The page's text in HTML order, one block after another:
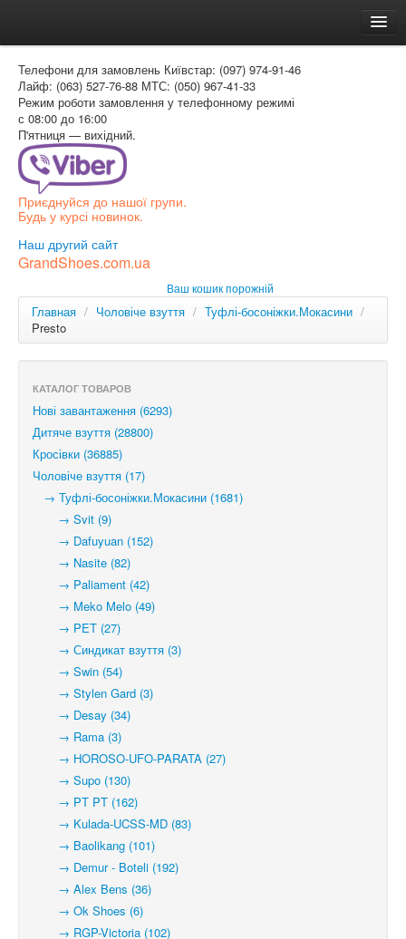
Доставка и оплата
Как заказать
Контакти
Таблиця розмірів
Вхід для покупця
РОС
Телефони для замовлень Київстар: (097) 974-91-46
Лайф: (063) 527-76-88 МТС: (050) 967-41-33
Режим роботи замовлення у телефонному режимі
с 08:00 до 16:00
П'ятниця — вихідний.
Приєднуйся до нашої групи.
Будь у курсі новинок.
Наш другий сайт
GrandShoes.com.ua
Ваш кошик порожній
Главная / Чоловіче взуття / Туфлі-босоніжки.Мокасини /
Presto
КАТАЛОГ ТОВАРОВ
Нові завантаження (6293)
Дитяче взуття (28800)
Кросівки (36885)
Чоловіче взуття (17)
→ Туфлі-босоніжки.Мокасини (1681)
→ Svit (9)
→ Dafuyuan (152)
→ Nasite (82)
→ Paliament (42)
→ Meko Melo (49)
→ PET (27)
→ Синдикат взуття (3)
→ Swin (54)
→ Stylen Gard (3)
→ Desay (34)
→ Rama (3)
→ HOROSO-UFO-PARATA (27)
→ Supo (130)
→ PT PT (162)
→ Kulada-UCSS-MD (83)
→ Baolikang (101)
→ Demur - Boteli (192)
→ Alex Bens (36)
→ Ok Shoes (6)
→ RGP-Victoria (102)